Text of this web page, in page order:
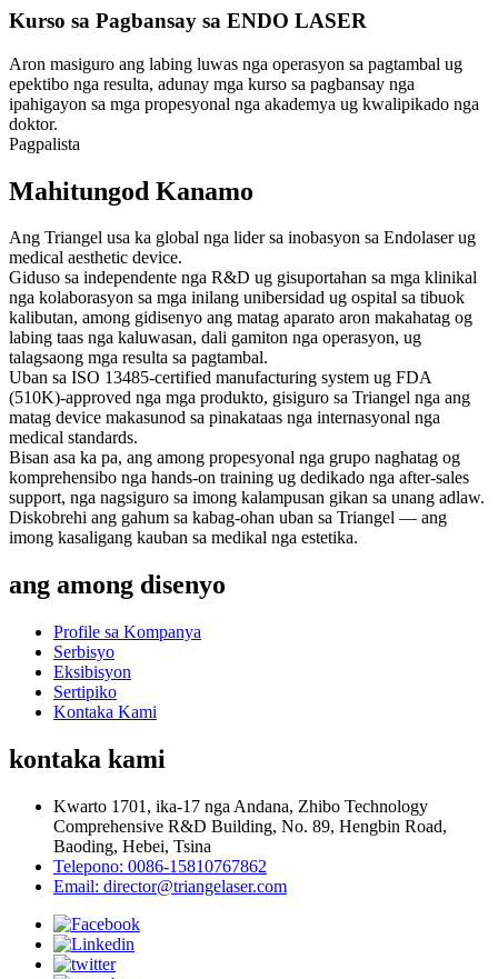
Kurso sa Pagbansay sa ENDO LASER
Aron masiguro ang labing luwas nga operasyon sa pagtambal ug
epektibo nga resulta, adunay mga kurso sa pagbansay nga
ipahigayon sa mga propesyonal nga akademya ug kwalipikado nga
doktor.
Pagpalista
Mahitungod Kanamo
Ang Triangel usa ka global nga lider sa inobasyon sa Endolaser ug
medical aesthetic device.
Giduso sa independente nga R&D ug gisuportahan sa mga klinikal
nga kolaborasyon sa mga inilang unibersidad ug ospital sa tibuok
kalibutan, among gidisenyo ang matag aparato aron makahatag og
labing taas nga kaluwasan, dali gamiton nga operasyon, ug
talagsaong mga resulta sa pagtambal.
Uban sa ISO 13485-certified manufacturing system ug FDA
(510K)-approved nga mga produkto, gisiguro sa Triangel nga ang
matag device makasunod sa pinakataas nga internasyonal nga
medical standards.
Bisan asa ka pa, ang among propesyonal nga grupo naghatag og
komprehensibo nga hands-on training ug dedikado nga after-sales
support, nga nagsiguro sa imong kalampusan gikan sa unang adlaw.
Diskobrehi ang gahum sa kabag-ohan uban sa Triangel — ang
imong kasaligang kauban sa medikal nga estetika.
ang among disenyo
Profile sa Kompanya
Serbisyo
Eksibisyon
Sertipiko
Kontaka Kami
kontaka kami
Kwarto 1701, ika-17 nga Andana, Zhibo Technology
Comprehensive R&D Building, No. 89, Hengbin Road,
Baoding, Hebei, Tsina
Telepono: 0086-15810767862
Email: director@triangelaser.com